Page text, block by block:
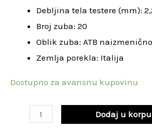
Debljina tela testere (mm):
Broj zuba: 20
Oblik zuba: ATB
Zemlja porekla: Italija
Dostupno za avansnu kupovinu
Dodaj u korpu